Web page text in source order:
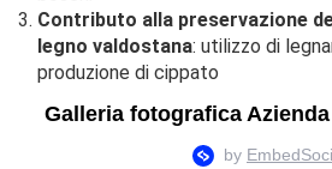
Contributo alla preservazione
legno valdostana: utilizzo di
produzione di cippato